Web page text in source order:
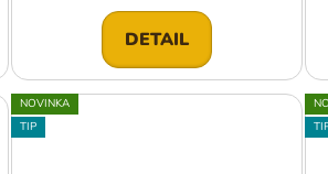
DETAIL
NOVINKA
TIP